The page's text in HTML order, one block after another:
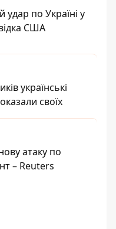
по Україні у
США
українські
своїх
атаку по
– Reuters